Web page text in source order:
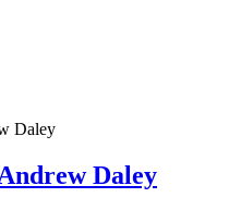
Daley
Daley